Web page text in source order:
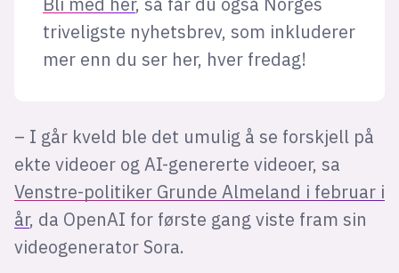
triveligste nyhetsbrev, som inkluderer
mer enn du ser her, hver fredag!
– I går kveld ble det umulig å se forskjell på
ekte videoer og AI-genererte videoer, sa
Venstre-politiker Grunde Almeland i februar i
år, da OpenAI for første gang viste fram sin
videogenerator Sora.